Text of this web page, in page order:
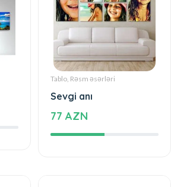
Tablo, Rəsm əsərləri
Sevgi anı
77 AZN